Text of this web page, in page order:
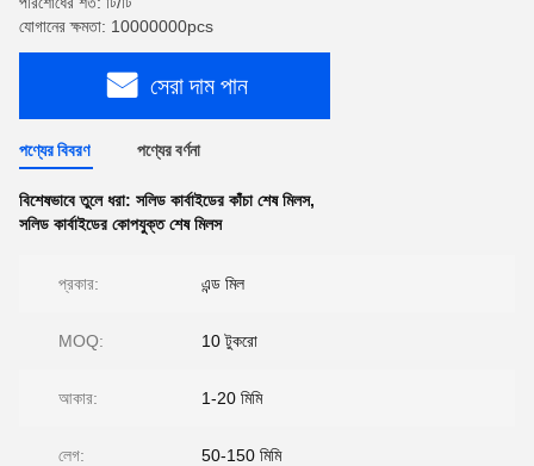
যোগানের ক্ষমতা: 10000000pcs
সেরা দাম পান
পণ্যের বিবরণ পণ্যের বর্ণনা
বিশেষভাবে তুলে ধরা: সলিড কার্বাইডের কাঁচা শেষ মিলস,
সলিড কার্বাইডের কোপযুক্ত শেষ মিলস
প্রকার: এন্ড মিল
MOQ: 10 টুকরো
আকার: 1-20 মিমি
লেগ: 50-150 মিমি